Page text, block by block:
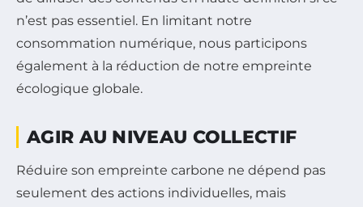
n’est pas essentiel. En limitant notre
consommation numérique, nous participons
également à la réduction de notre empreinte
écologique globale.
AGIR AU NIVEAU COLLECTIF
Réduire son empreinte carbone ne dépend pas
seulement des actions individuelles, mais